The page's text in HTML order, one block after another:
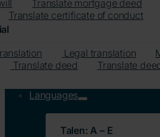
Translate mortgage deed
Translate certificate of conduct
Legal translation
Translate deed
Translate
Languages
Talen: A – E